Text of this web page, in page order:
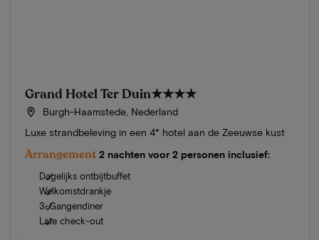
Grand Hotel Ter Duin★★★★
Burgh-Haamstede, Nederland
Luxe strandbeleving in een 4* hotel aan de Zeeuwse kust
Arrangement 2 nachten voor 2 personen inclusief:
Dagelijks ontbijtbuffet
Welkomstdrankje
3-Gangendiner
Late check-out